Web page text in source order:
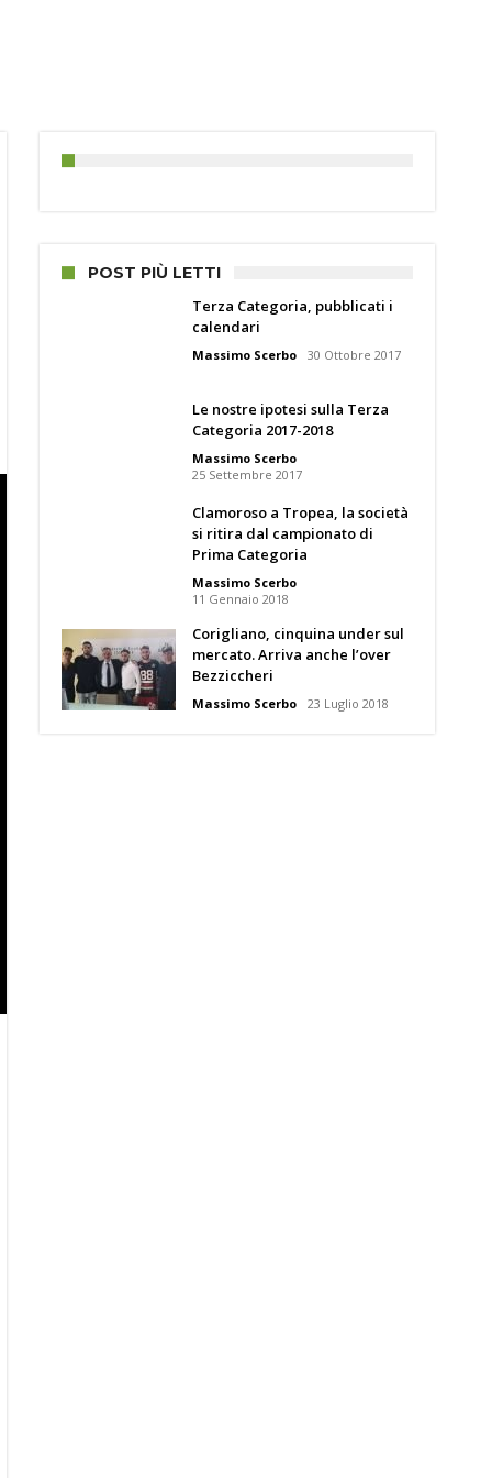
POST PIÙ LETTI
Terza Categoria, pubblicati i
calendari
Massimo Scerbo 30 Ottobre 2017
Le nostre ipotesi sulla Terza
Categoria 2017-2018
Massimo Scerbo
25 Settembre 2017
Clamoroso a Tropea, la società
si ritira dal campionato di
Prima Categoria
Massimo Scerbo
11 Gennaio 2018
Corigliano, cinquina under sul
mercato. Arriva anche l’over
Bezziccheri
Massimo Scerbo 23 Luglio 2018